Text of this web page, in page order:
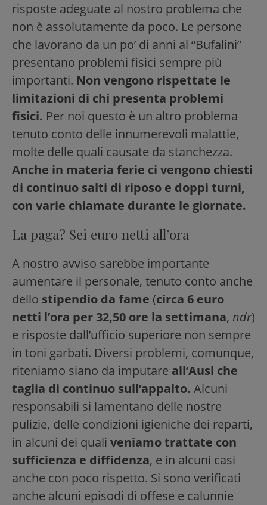
risposte adeguate al nostro problema che
non è assolutamente da poco. Le persone
che lavorano da un po’ di anni al “Bufalini”
presentano problemi fisici sempre più
importanti. Non vengono rispettate le
limitazioni di chi presenta problemi
fisici. Per noi questo è un altro problema
tenuto conto delle innumerevoli malattie,
molte delle quali causate da stanchezza.
Anche in materia ferie ci vengono chiesti
di continuo salti di riposo e doppi turni,
con varie chiamate durante le giornate.
La paga? Sei euro netti all’ora
A nostro avviso sarebbe importante
aumentare il personale, tenuto conto anche
dello stipendio da fame (circa 6 euro
netti l’ora per 32,50 ore la settimana, ndr)
e risposte dall’ufficio superiore non sempre
in toni garbati. Diversi problemi, comunque,
riteniamo siano da imputare all’Ausl che
taglia di continuo sull’appalto. Alcuni
responsabili si lamentano delle nostre
pulizie, delle condizioni igieniche dei reparti,
in alcuni dei quali veniamo trattate con
sufficienza e diffidenza, e in alcuni casi
anche con poco rispetto. Si sono verificati
anche alcuni episodi di offese e calunnie